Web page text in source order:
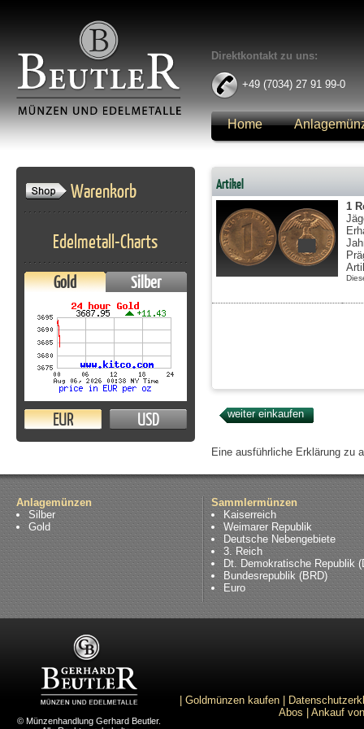
Direktkontakt zu uns:
+49 (7034) 27 91 99-0
Home
Warenkorb
Edelmetall-Charts
Gold Silber
EUR USD
Artikel
1
Eine ausführliche Erklärung zu
Anlagemünzen
Silber
Gold
Sammlermünzen
Kaiserreich
Weimarer Republik
Deutsche Nebengebiete
3. Reich
Dt. Demokratische Republik
Bundesrepublik (BRD)
Euro
© Münzenhandlung Gerhard Beutler.
Goldmünzen kaufen
Abos
Ankauf